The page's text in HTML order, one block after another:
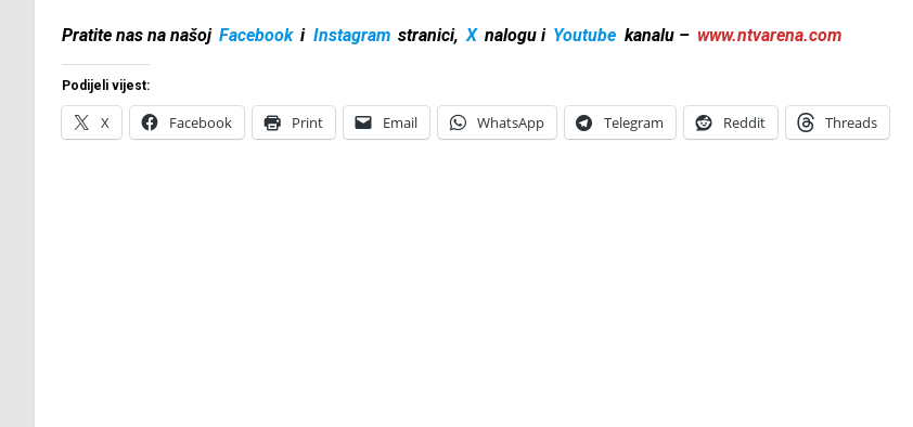
Pratite nas na našoj Facebook i Instagram stranici, X nalogu i Youtube kanalu – www.ntvarena.com
Podijeli vijest:
X Facebook Print Email WhatsApp Telegram Reddit Threads